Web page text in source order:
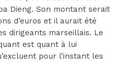
Dieng. Son montant serait
d’euros et il aurait été
dirigeants marseillais. Le
est quant à lui
pour l’instant les